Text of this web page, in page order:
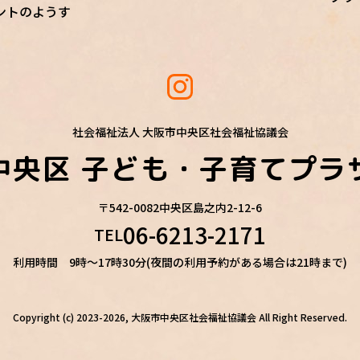
トのようす
社会福祉法人 大阪市中央区社会福祉協議会
央区 子ども・子育てプラ
〒542-0082中央区島之内2-12-6
TEL06-6213-2171
利用時間 9時～17時30分(夜間の利用予約がある場合は21時まで)
Copyright (c) 2023-2026, 大阪市中央区社会福祉協議会All Right Reserved.